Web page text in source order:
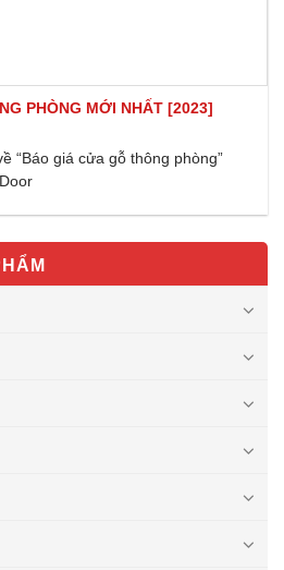
PHÒNG MỚI NHẤT [2023]
“Báo giá cửa gỗ thông phòng”